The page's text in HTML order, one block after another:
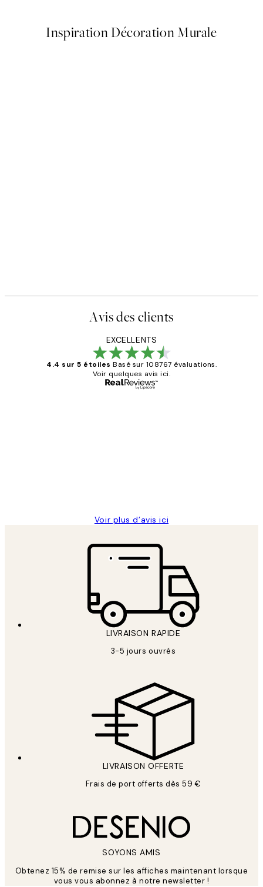
Inspiration Décoration Murale
Avis des clients
EXCELLENTS
4.4 sur 5 étoiles Basé sur 108767 évaluations.
Voir quelques avis ici.
Voir plus d’avis ici
LIVRAISON RAPIDE
3-5 jours ouvrés
LIVRAISON OFFERTE
Frais de port offerts dès 59 €
SOYONS AMIS
Obtenez 15% de remise sur les affiches maintenant lorsque
vous vous abonnez à notre newsletter !